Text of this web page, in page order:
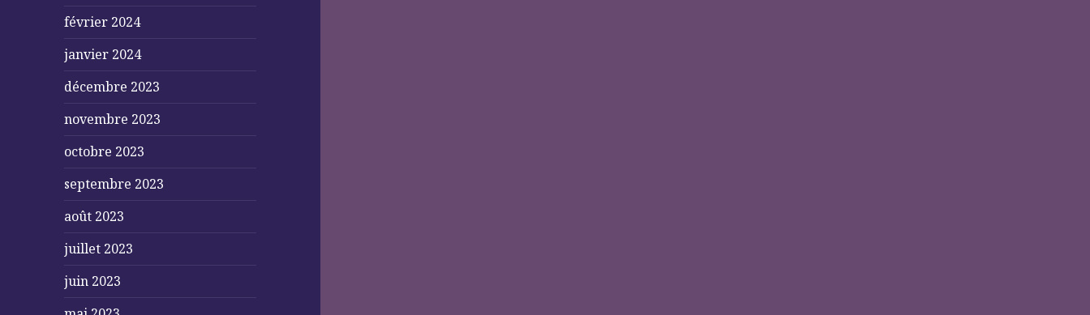
février 2024
janvier 2024
décembre 2023
novembre 2023
octobre 2023
septembre 2023
août 2023
juillet 2023
juin 2023